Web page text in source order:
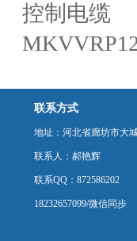
控制电缆
联系方式
地址：河北省廊坊市大
联系人：郝艳辉
联系QQ：872586202
18232657099/微信同步